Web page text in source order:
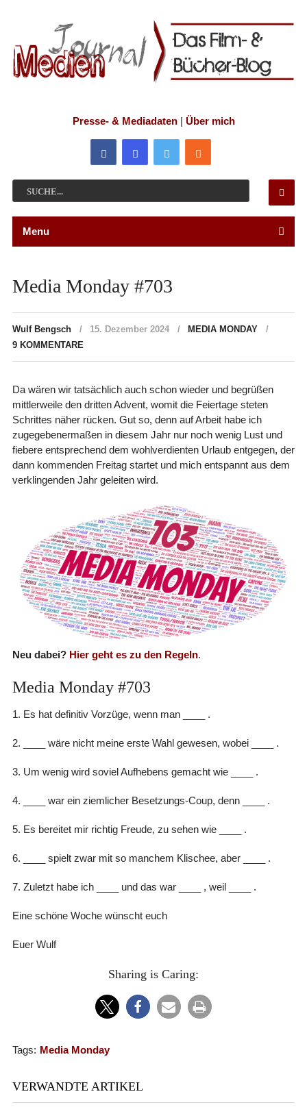
Presse- & Mediadaten| Über mich
Menu
Media Monday #703
Wulf Bengsch 15. Dezember 2024
MEDIA MONDAY
9 KOMMENTARE
Da wären wir tatsächlich auch schon wieder und begrüßen
mittlerweile den dritten Advent, womit die Feiertage steten
Schrittes näher rücken. Gut so, denn auf Arbeit habe ich
zugegebenermaßen in diesem Jahr nur noch wenig Lust und
fiebere entsprechend dem wohlverdienten Urlaub entgegen, der
dann kommenden Freitag startet und mich entspannt aus dem
verklingenden Jahr geleiten wird.
Neu dabei? Hier geht es zu den Regeln.
Media Monday #703
1. Es hat definitiv Vorzüge, wenn man ____ .
2. ____ wäre nicht meine erste Wahl gewesen, wobei ____ .
3. Um wenig wird soviel Aufhebens gemacht wie ____ .
4. ____ war ein ziemlicher Besetzungs-Coup, denn ____ .
5. Es bereitet mir richtig Freude, zu sehen wie ____ .
6. ____ spielt zwar mit so manchem Klischee, aber ____ .
7. Zuletzt habe ich ____ und das war ____ , weil ____ .
Eine schöne Woche wünscht euch
Euer Wulf
Sharing is Caring:
Tags: Media Monday
VERWANDTE ARTIKEL